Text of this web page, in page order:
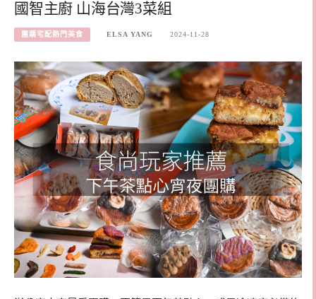
國智主廚 山海台灣3菜組
團購宅配熱門美食 ELSA YANG 2024-11-28